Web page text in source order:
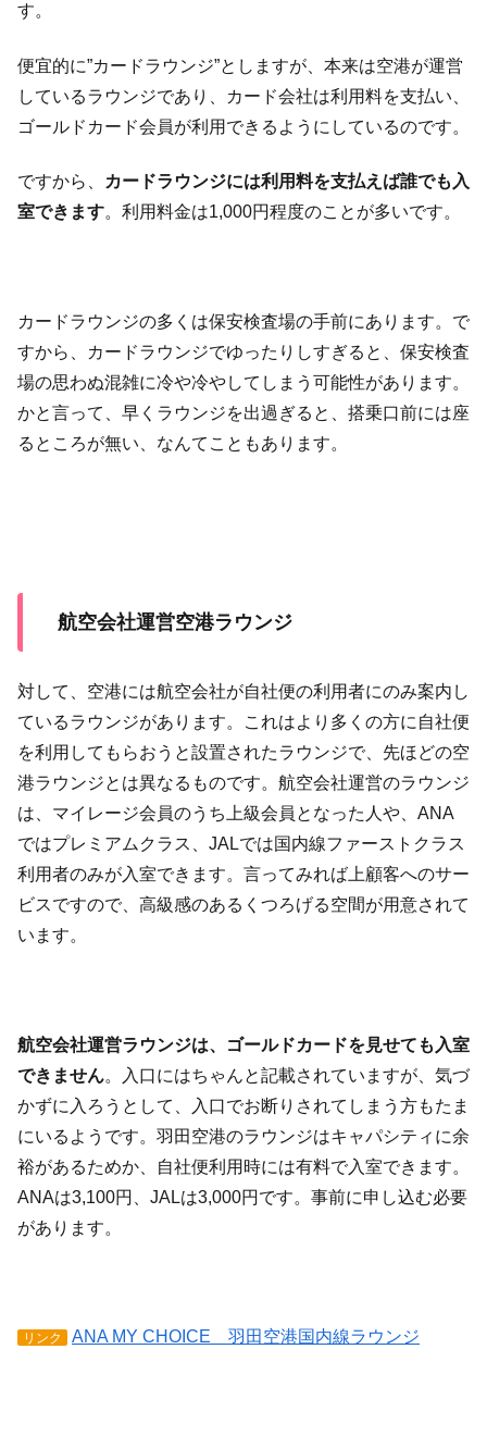
す。
便宜的に”カードラウンジ”としますが、本来は空港が運営
しているラウンジであり、カード会社は利用料を支払い、
ゴールドカード会員が利用できるようにしているのです。
ですから、
カードラウンジには利用料を支払えば誰でも入
室できます。利用料金は1,000円程度のことが多いです。
カードラウンジの多くは保安検査場の手前にあります。で
すから、カードラウンジでゆったりしすぎると、保安検査
場の思わぬ混雑に冷や冷やしてしまう可能性があります。
かと言って、早くラウンジを出過ぎると、搭乗口前には座
るところが無い、なんてこともあります。
航空会社運営空港ラウンジ
対して、空港には航空会社が自社便の利用者にのみ案内し
ているラウンジがあります。これはより多くの方に自社便
を利用してもらおうと設置されたラウンジで、先ほどの空
港ラウンジとは異なるものです。航空会社運営のラウンジ
は、マイレージ会員のうち上級会員となった人や、ANA
ではプレミアムクラス、JALでは国内線ファーストクラス
利用者のみが入室できます。言ってみれば上顧客へのサー
ビスですので、高級感のあるくつろげる空間が用意されて
います。
航空会社運営ラウンジは、ゴールドカードを見せても入室
できません。入口にはちゃんと記載されていますが、気づ
かずに入ろうとして、入口でお断りされてしまう方もたま
にいるようです。羽田空港のラウンジはキャパシティに余
裕があるためか、自社便利用時には有料で入室できます。
ANAは3,100円、JALは3,000円です。事前に申し込む必要
があります。
リンク ANA MY CHOICE 羽田空港国内線ラウンジ